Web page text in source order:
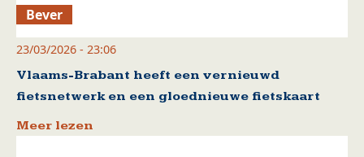
Bever
23/03/2026 - 23:06
Vlaams-Brabant heeft een vernieuwd
fietsnetwerk en een gloednieuwe fietskaart
Meer lezen